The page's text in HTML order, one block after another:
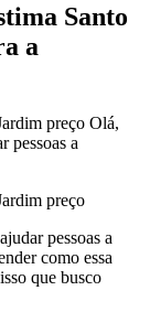
Santo
a
preço Olá,
pessoas a
preço
pessoas a
como essa
que busco